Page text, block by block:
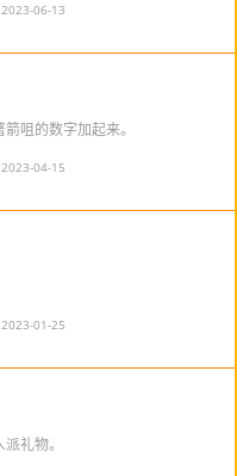
06-13
咀的数字加起来。
04-15
01-25
礼物。